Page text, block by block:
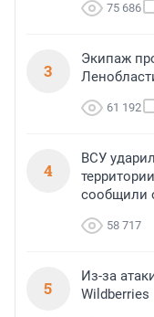
75 686
3
Экипаж
61 192
4
ВСУ
сообщили
58 717
5
Из-за
Wildberries